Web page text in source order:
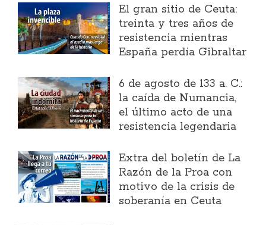
El gran sitio de Ceuta:
treinta y tres años de
resistencia mientras
España perdía Gibraltar
6 de agosto de 133 a. C.:
la caída de Numancia,
el último acto de una
resistencia legendaria
Extra del boletín de La
Razón de la Proa con
motivo de la crisis de
soberanía en Ceuta